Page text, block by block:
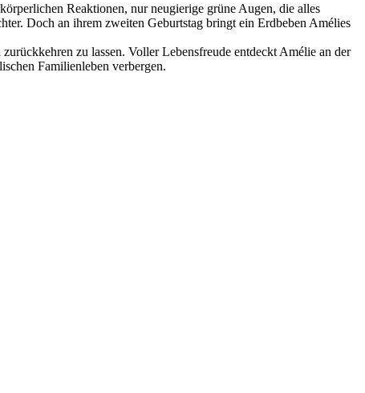
Reaktionen, nur neugierige grüne Augen, die alles
Doch an ihrem zweiten Geburtstag bringt ein Erdbeben Amélies
zu lassen. Voller Lebensfreude entdeckt Amélie an der
Familienleben verbergen.